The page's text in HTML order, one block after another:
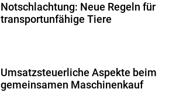
Notschlachtung: Neue Regeln für
transportunfähige Tiere
Umsatzsteuerliche Aspekte beim
gemeinsamen Maschinenkauf